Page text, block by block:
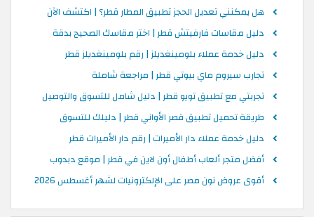
هل يمكنني تعديل الحجز تطبيق المطار قطر؟ | اكتشف الآن
دليل مقاسات فارفيتش قطر | اختر مقاسك الصحيح بدقة
دليل خدمة عملاء بلومينغديلز | رقم بلومينغديلز قطر
تجارب سيروم ماي بيوتي قطر | مراجعة شاملة
تجربتي مع تطبيق تويو قطر | دليل شامل للتسوق والتوصيل
طريقة تحميل تطبيق قصر الأواني قطر | دليلك للتسوق
دليل خدمة عملاء دار الأميرات | رقم دار الأميرات قطر
أفضل متجر ألعاب أطفال أون لاين في قطر | موقع دبدوب
أقوى عروض نون مصر على الإلكترونيات لشهر أغسطس 2026